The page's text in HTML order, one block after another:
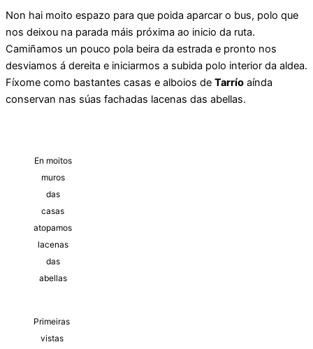
Non hai moito espazo para que poida aparcar o bus, polo que
nos deixou na parada máis próxima ao inicio da ruta.
Camiñamos un pouco pola beira da estrada e pronto nos
desviamos á dereita e iniciarmos a subida polo interior da aldea.
Fíxome como bastantes casas e alboios de Tarrío aínda
conservan nas súas fachadas lacenas das abellas.
En moitos
muros
das
casas
atopamos
lacenas
das
abellas
Primeiras
vistas